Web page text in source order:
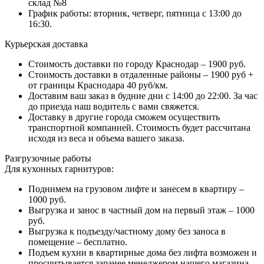
склад №8
График работы: вторник, четверг, пятница с 13:00 до
16:30.
Курьерская доставка
Стоимость доставки по городу Краснодар – 1900 руб.
Стоимость доставки в отдаленные районы – 1900 руб +
от границы Краснодара 40 руб/км.
Доставим ваш заказ в будние дни с 14:00 до 22:00. За час
до приезда наш водитель с вами свяжется.
Доставку в другие города сможем осуществить
транспортной компанией. Стоимость будет рассчитана
исходя из веса и объема вашего заказа.
Разгрузочные работы
Для кухонных гарнитуров:
Поднимем на грузовом лифте и занесем в квартиру –
1000 руб.
Выгрузка и занос в частный дом на первый этаж – 1000
руб.
Выгрузка к подъезду/частному дому без заноса в
помещение – бесплатно.
Подъем кухни в квартирные дома без лифта возможен и